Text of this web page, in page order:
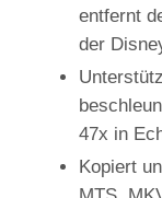
entfernt
der
47x in
Kopiert